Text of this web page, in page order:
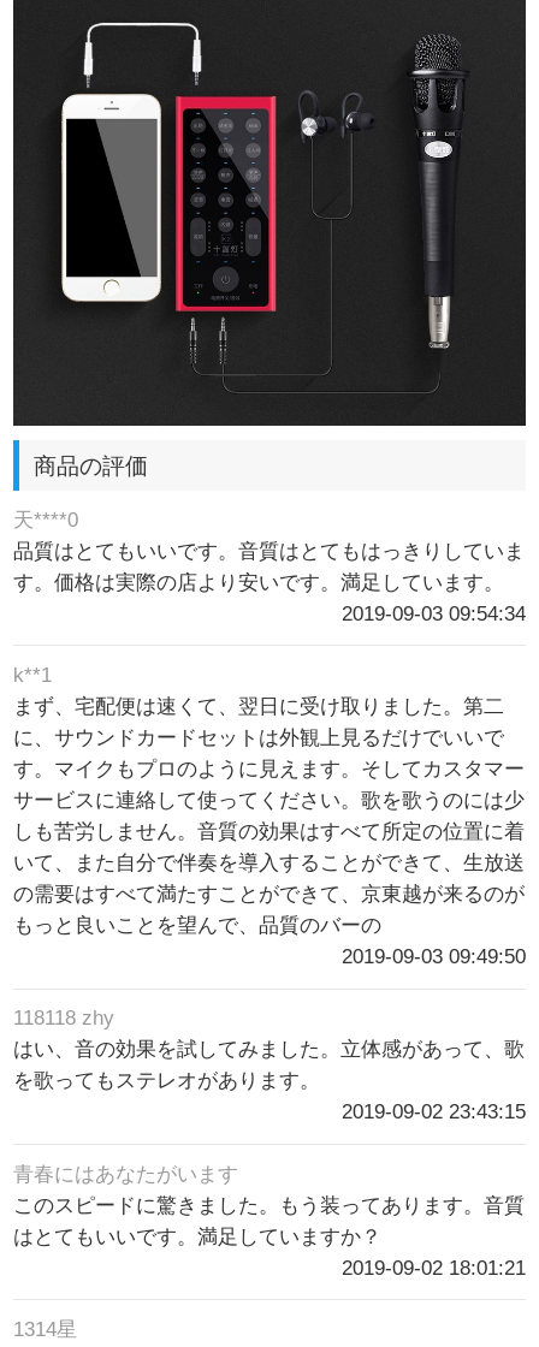
商品の評価
天****0
品質はとてもいいです。音質はとてもはっきりしていま
す。価格は実際の店より安いです。満足しています。
2019-09-03 09:54:34
k**1
まず、宅配便は速くて、翌日に受け取りました。第二
に、サウンドカードセットは外観上見るだけでいいで
す。マイクもプロのように見えます。そしてカスタマー
サービスに連絡して使ってください。歌を歌うのには少
しも苦労しません。音質の効果はすべて所定の位置に着
いて、また自分で伴奏を導入することができて、生放送
の需要はすべて満たすことができて、京東越が来るのが
もっと良いことを望んで、品質のバーの
2019-09-03 09:49:50
118118 zhy
はい、音の効果を試してみました。立体感があって、歌
を歌ってもステレオがあります。
2019-09-02 23:43:15
青春にはあなたがいます
このスピードに驚きました。もう装ってあります。音質
はとてもいいです。満足していますか？
2019-09-02 18:01:21
1314星